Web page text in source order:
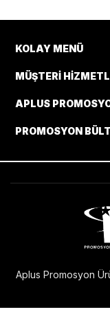
KOLAY MENÜ
MÜŞTERI
APLUS
PROMOSYON
Aplus Promosyon